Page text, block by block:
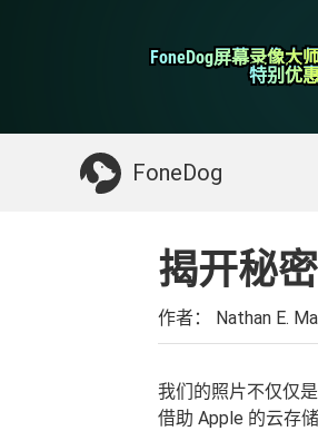
FoneDog屏幕录像大
FoneDog屏幕录像大
特别优
特别优
FoneDog
iPhone清理
你可能需要的东西：
揭开秘
作者： Nathan E.
我们的照片不仅仅
借助 Apple 的云存